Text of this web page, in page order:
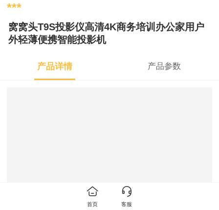
***
窝窝头T9S投影仪高清4K商务培训办公家用户
外轻薄便携智能投影机
产品详情 产品参数
首页 客服